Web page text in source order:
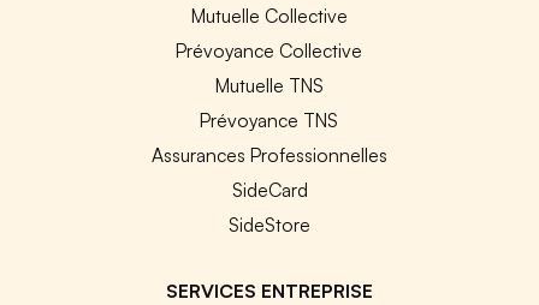
Mutuelle Collective
Prévoyance Collective
Mutuelle TNS
Prévoyance TNS
Assurances Professionnelles
SideCard
SideStore
SERVICES ENTREPRISE